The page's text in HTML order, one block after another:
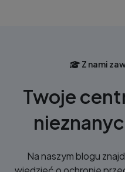
Z nami
Twoje
Na naszym blogu